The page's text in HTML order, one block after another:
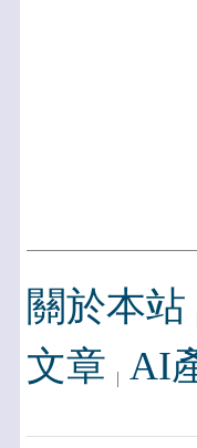
關於本站
文章 AI